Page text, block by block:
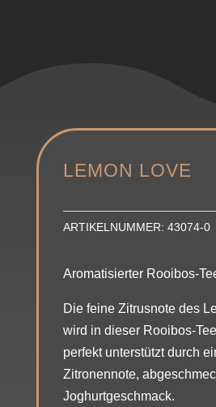
LEMON LOVE
ARTIKELNUMMER: 43074-0
Aromatisierter Rooibos-
Die feine Zitrusnote des
wird in dieser Rooibos-
perfekt unterstützt durch
Zitronennote,
Joghurtgeschmack.